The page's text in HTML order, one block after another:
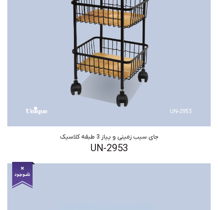
جای سیب زمینی و پیاز 3 طبقه کلاسیک
UN-2953